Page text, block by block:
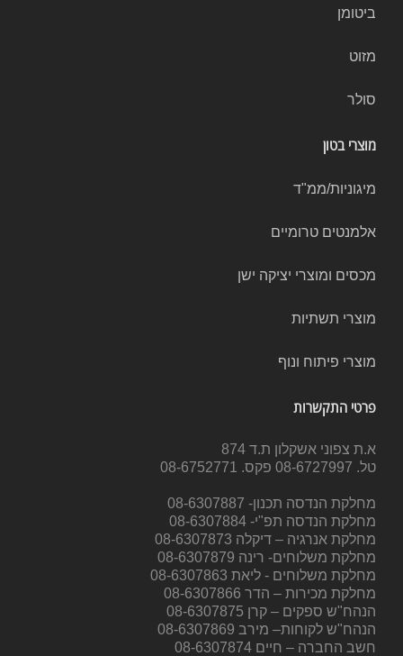
ביטומן
מזוט
סולר
מוצרי בטון
מיגוניות/ממ"ד
אלמנטים טרומיים
מכסים ומוצרי יציקה ישן
מוצרי תשתיות
מוצרי פיתוח ונוף
פרטי התקשרות
א.ת צפוני אשקלון ת.ד 874
טל. 08-6727997 פקס. 08-6752771
מחלקת הנדסה תכנון- 08-6307887
מחלקת הנדסה תפ"י- 08-6307884
מחלקת אנרגיה – דיקלה 08-6307873
מחלקת משלוחים- רינה 08-6307879
מחלקת משלוחים - ליאת 08-6307863
מחלקת מכירות – הדר 08-6307866
הנהח"ש ספקים – קרן 08-6307875
הנהח"ש לקוחות– מירב 08-6307869
חשב החברה – חיים 08-6307874